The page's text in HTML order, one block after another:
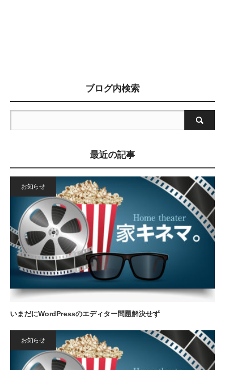
ブログ内検索
最近の記事
お知らせ
いまだにWordPressのエディター問題解決せず
お知らせ